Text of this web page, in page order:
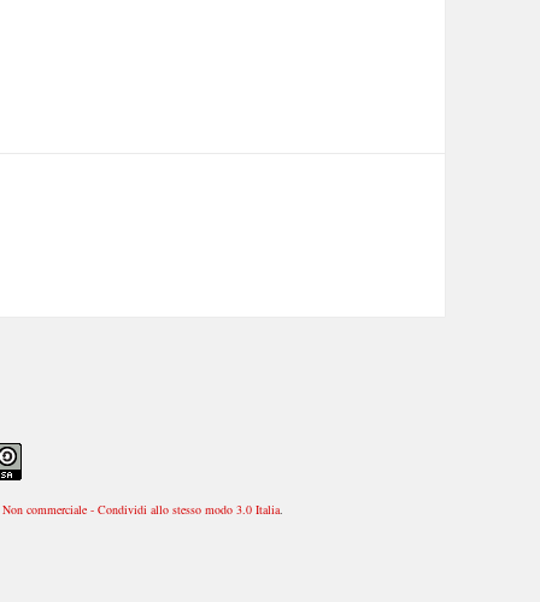
commerciale - Condividi allo stesso modo 3.0 Italia.